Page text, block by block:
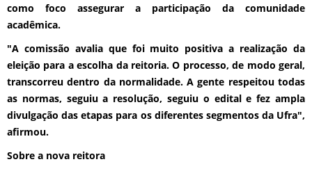
como foco assegurar a participação da comunidade
acadêmica.
"A comissão avalia que foi muito positiva a realização da
eleição para a escolha da reitoria. O processo, de modo geral,
transcorreu dentro da normalidade. A gente respeitou todas
as normas, seguiu a resolução, seguiu o edital e fez ampla
divulgação das etapas para os diferentes segmentos da Ufra",
afirmou.
Sobre a nova reitora